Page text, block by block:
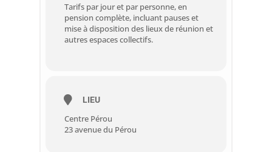
Tarifs par jour et par personne, en
pension complète, incluant pauses et
mise à disposition des lieux de réunion et
autres espaces collectifs.
LIEU
Centre Pérou
23 avenue du Pérou